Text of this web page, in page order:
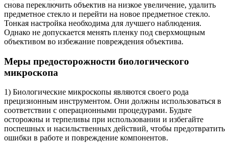
снова переключить объектив на низкое увеличение, удалить
предметное стекло и перейти на новое предметное стекло.
Тонкая настройка необходима для лучшего наблюдения.
Однако не допускается менять пленку под сверхмощным
объективом во избежание повреждения объектива.
Меры предосторожности биологического
микроскопа
1) Биологические микроскопы являются своего рода
прецизионным инструментом. Они должны использоваться в
соответствии с операционными процедурами. Будьте
осторожны и терпеливы при использовании и избегайте
поспешных и насильственных действий, чтобы предотвратить
ошибки в работе и повреждение компонентов.